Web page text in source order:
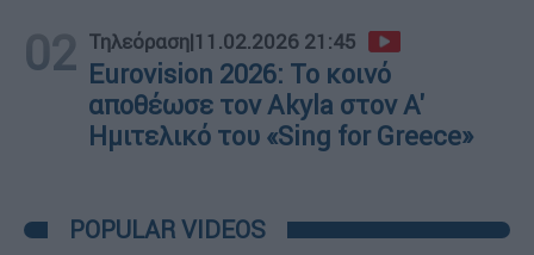
02 Τηλεόραση|11.02.2026 21:45
Eurovision 2026: Το κοινό
αποθέωσε τον Akyla στον Α'
Ημιτελικό του «Sing for Greece»
POPULAR VIDEOS